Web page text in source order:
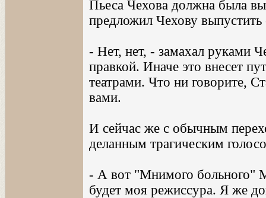
Пьеса Чехова должна была
предложил Чехову выпустить
- Нет, нет, - замахал руками
правкой. Иначе это внесет
театрами. Что ни говорите,
вами.
И сейчас же с обычным
деланным трагическим
- А вот "Мнимого больного"
будет моя режиссура. Я же